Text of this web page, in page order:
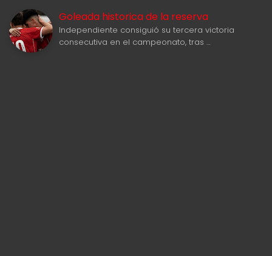
Goleada historica de la reserva
Independiente consiguió su tercera victoria
consecutiva en el campeonato, tras …